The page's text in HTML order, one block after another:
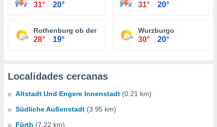
31° 20° 31° 20°
Rothenburg ob der Tauber
28° 19°
Wurzburgo
30° 20°
Localidades cercanas
Altstadt Und Engere Innenstadt (0.21 km)
Südliche Außenstadt (3.95 km)
Fürth (7.22 km)